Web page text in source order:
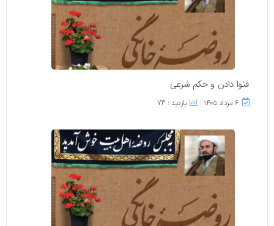
فتوا دادن و حکم شرعی
۶ مرداد ۱۴۰۵ بازدید : 73